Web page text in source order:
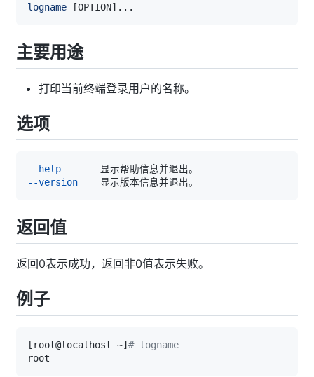
logname [OPTION] ..
主要用途
打印当前终端登录用户的名称。
选项
--help
--version
返回值
返回0表示成功，返回非0值表示失败。
例子
[ root@localhost ~]# logname